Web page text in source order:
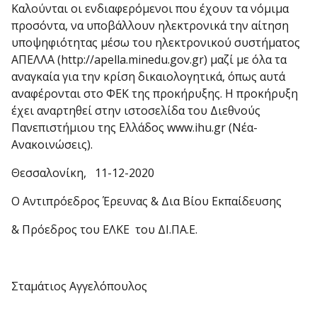
Καλούνται οι ενδιαφερόμενοι που έχουν τα νόμιμα
προσόντα, να υποβάλλουν ηλεκτρονικά την αίτηση
υποψηφιότητας μέσω του ηλεκτρονικού συστήματος
ΑΠΕΛΛΑ (http://apella.minedu.gov.gr) μαζί με όλα τα
αναγκαία για την κρίση δικαιολογητικά, όπως αυτά
αναφέρονται στο ΦΕΚ της προκήρυξης. Η προκήρυξη
έχει αναρτηθεί στην ιστοσελίδα του Διεθνούς
Πανεπιστήμιου της Ελλάδος www.ihu.gr (Νέα-
Ανακοινώσεις).
Θεσσαλονίκη, 11-12-2020
Ο Αντιπρόεδρος Έρευνας & Δια Βίου Εκπαίδευσης
& Πρόεδρος του ΕΛΚΕ του ΔΙ.ΠΑ.Ε.
Σταμάτιος Αγγελόπουλος